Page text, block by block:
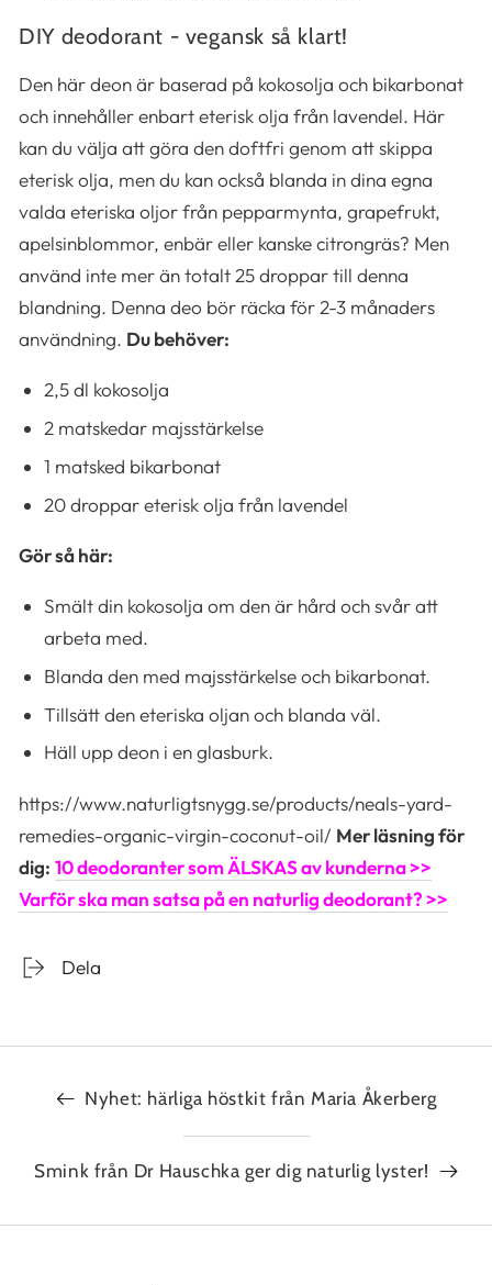
DIY deodorant - vegansk så klart!
Den här deon är baserad på kokosolja och bikarbonat
och innehåller enbart eterisk olja från lavendel. Här
kan du välja att göra den doftfri genom att skippa
eterisk olja, men du kan också blanda in dina egna
valda eteriska oljor från pepparmynta, grapefrukt,
apelsinblommor, enbär eller kanske citrongräs? Men
använd inte mer än totalt 25 droppar till denna
blandning. Denna deo bör räcka för 2-3 månaders
användning. Du behöver:
2,5 dl kokosolja
2 matskedar majsstärkelse
1 matsked bikarbonat
20 droppar eterisk olja från lavendel
Gör så här:
Smält din kokosolja om den är hård och svår att
arbeta med.
Blanda den med majsstärkelse och bikarbonat.
Tillsätt den eteriska oljan och blanda väl.
Häll upp deon i en glasburk.
https://www.naturligtsnygg.se/products/neals-yard-
remedies-organic-virgin-coconut-oil/ Mer läsning för
dig: 10 deodoranter som ÄLSKAS av kunderna >>
Varför ska man satsa på en naturlig deodorant? >>
Dela
Nyhet: härliga höstkit från Maria Åkerberg
Smink från Dr Hauschka ger dig naturlig lyster!